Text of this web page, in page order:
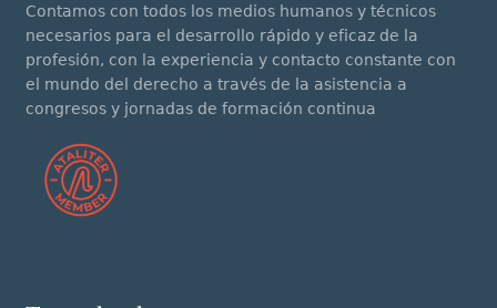
Contamos con todos los medios humanos y técnicos
necesarios para el desarrollo rápido y eficaz de la
profesión, con la experiencia y contacto constante con
el mundo del derecho a través de la asistencia a
congresos y jornadas de formación continua